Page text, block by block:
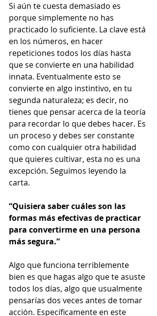
Si aún te cuesta demasiado es
porque simplemente no has
practicado lo suficiente. La clave está
en los números, en hacer
repeticiones todos los días hasta
que se convierte en una habilidad
innata. Eventualmente esto se
convierte en algo instintivo, en tu
segunda naturaleza; es decir, no
tienes que pensar acerca de la teoría
para recordar lo que debes hacer. Es
un proceso y debes ser constante
como con cualquier otra habilidad
que quieres cultivar, esta no es una
excepción. Seguimos leyendo la
carta.
“Quisiera saber cuáles son las
formas más efectivas de practicar
para convertirme en una persona
más segura.”
Algo que funciona terriblemente
bien es que hagas algo que te asuste
todos los días, algo que usualmente
pensarías dos veces antes de tomar
acción. Específicamente en este